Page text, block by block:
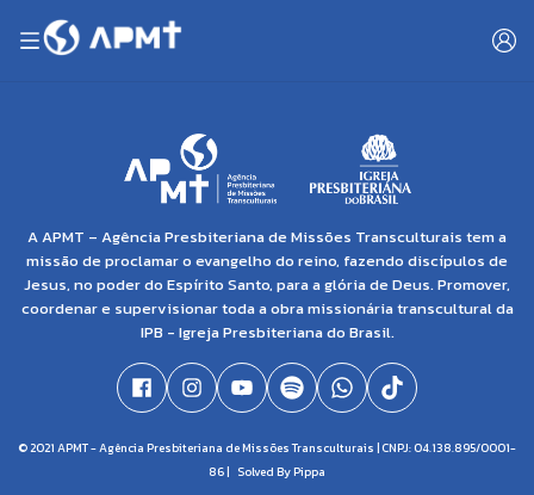
A APMT – Agência Presbiteriana de Missões Transculturais tem a
missão de proclamar o evangelho do reino, fazendo discípulos de
Jesus, no poder do Espírito Santo, para a glória de Deus. Promover,
coordenar e supervisionar toda a obra missionária transcultural da
IPB - Igreja Presbiteriana do Brasil.
© 2021 APMT - Agência Presbiteriana de Missões Transculturais | CNPJ: 04.138.895/0001-
86 | Solved By Pippa